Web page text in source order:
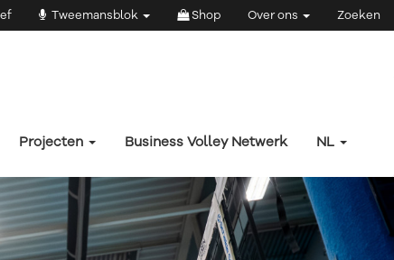
Tweemansblok Shop Over ons Zoeken
Projecten Business Volley Netwerk NL